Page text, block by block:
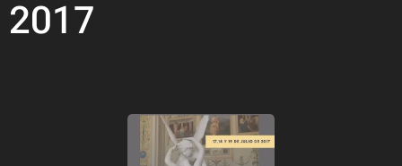
2017